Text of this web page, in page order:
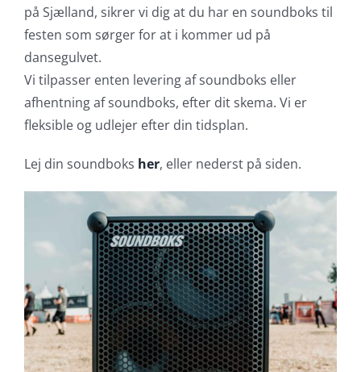
på Sjælland, sikrer vi dig at du har en soundboks til
festen som sørger for at i kommer ud på
dansegulvet.
Vi tilpasser enten levering af soundboks eller
afhentning af soundboks, efter dit skema. Vi er
fleksible og udlejer efter din tidsplan.
Lej din soundboks her, eller nederst på siden.